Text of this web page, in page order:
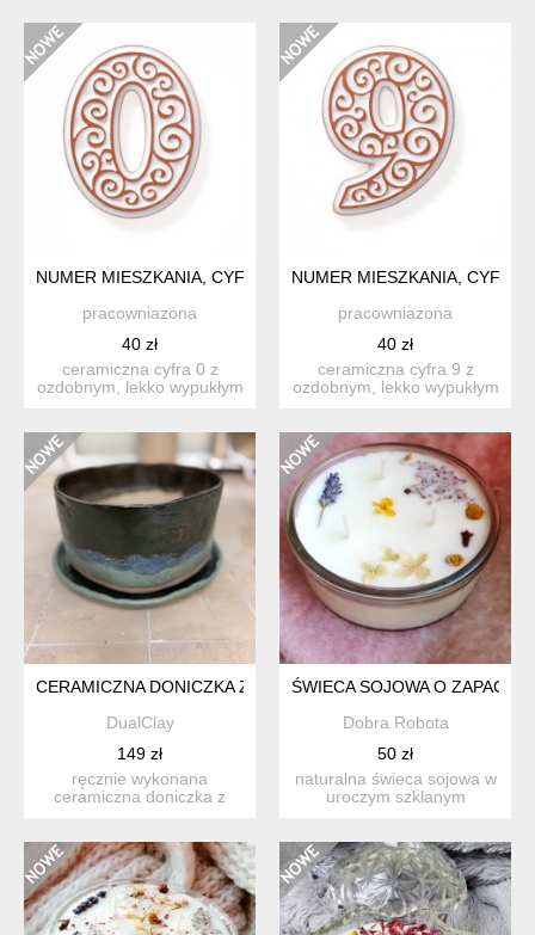
NUMER MIESZKANIA, CYFRA 0 BIAŁA
pracowniazona
40 zł
ceramiczna cyfra 0 z
ozdobnym, lekko wypukłym
NUMER MIESZKANIA, CYFRA
pracowniazona
40 zł
ceramiczna cyfra 9 z
ozdobnym, lekko wypukłym
CERAMICZNA DONICZKA Z PODSTAWKĄ – RĘCZNIE
DualClay
149 zł
ręcznie wykonana
ceramiczna doniczka z
ŚWIECA SOJOWA O
Dobra Robota
50 zł
naturalna świeca sojowa w
uroczym szklanym